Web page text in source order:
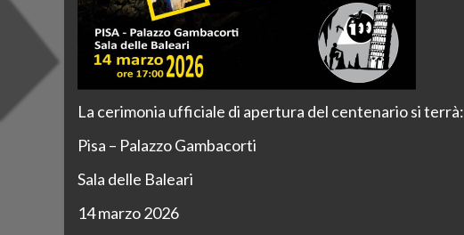
La cerimonia ufficiale di apertura del centenario si terrà:
Pisa – Palazzo Gambacorti
Sala delle Baleari
14 marzo 2026